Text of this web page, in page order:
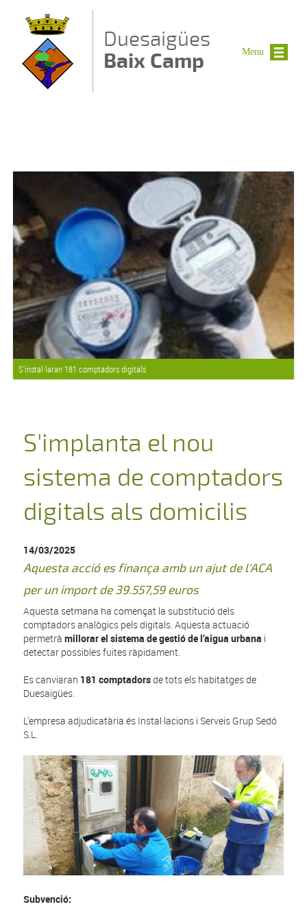
Duesaigües
Baix Camp
S'instal·laran 181 comptadors digitals
S'implanta el nou
sistema de comptadors
digitals als domicilis
14/03/2025
Aquesta acció es finança amb un ajut de l'ACA
per un import de 39.557,59 euros
Aquesta setmana ha començat la substitució dels
comptadors analògics pels digitals. Aquesta actuació
permetràmillorar el sistema de gestió de l’aigua urbana i
detectar possibles fuites ràpidament.
Es canviaran 181 comptadorsde tots els habitatges de
Duesaigües.
L'empresa adjudicatària és Instal·lacions i Serveis Grup Sedó
S.L.
Subvenció:
Menu